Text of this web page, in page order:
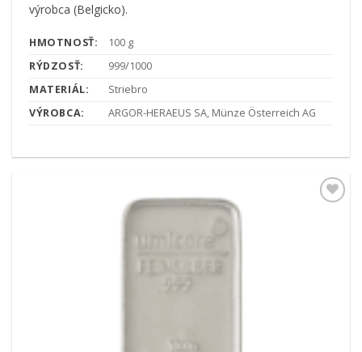
výrobca (Belgicko).
HMOTNOSŤ:
100 g
RÝDZOSŤ:
999/1000
MATERIÁL:
Striebro
VÝROBCA:
ARGOR-HERAEUS SA, Münze Österreich AG